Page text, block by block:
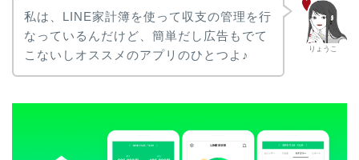
りょうこ
私は、LINE家計簿を使って収支の管理を行
なっているんだけど、簡単だし広告もでて
こないしオススメのアプリのひとつよ♪